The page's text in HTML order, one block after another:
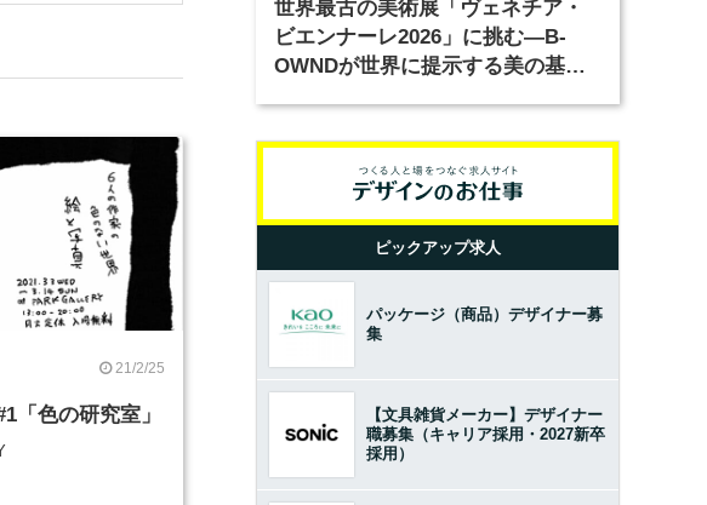
21/2/25
「色の研究室」
世界最古の美術展「ヴェネチア・
ビエンナーレ2026」に挑む―B-
OWNDが世界に提示する美の基準
ピックアップ求人
パッケージ（商品）デザイナー募
集
【文具雑貨メーカー】デザイナー
職募集（キャリア採用・2027新卒
採用）